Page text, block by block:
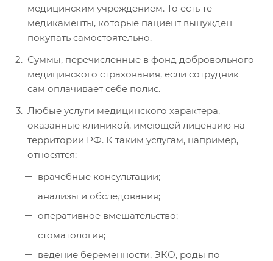
медицинским учреждением. То есть те
медикаменты, которые пациент вынужден
покупать самостоятельно.
Суммы, перечисленные в фонд добровольного
медицинского страхования, если сотрудник
сам оплачивает себе полис.
Любые услуги медицинского характера,
оказанные клиникой, имеющей лицензию на
территории РФ. К таким услугам, например,
относятся:
врачебные консультации;
анализы и обследования;
оперативное вмешательство;
стоматология;
ведение беременности, ЭКО, роды по